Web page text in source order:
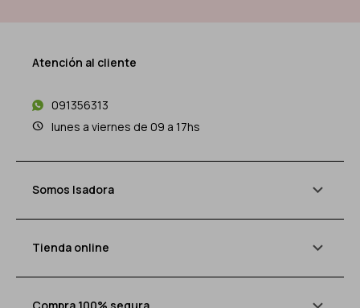
Atención al cliente
091356313
lunes a viernes de 09 a 17hs
Tienda online
Somos Isadora